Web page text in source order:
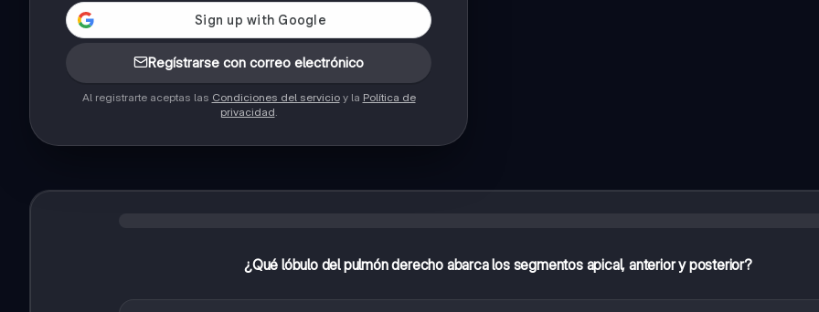
Regístrarse con correo electrónico
Al registrarte aceptas las Condiciones del servicioy la Política de
privacidad.
¿Qué lóbulo del pulmón derecho abarca los segmentos apical, anterior y posterior?